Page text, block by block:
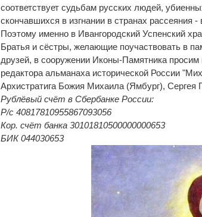
соответствует судьбам русских людей,
скончавшихся в изгнании в странах рассеяния
Поэтому именно в Ивангородский Успенский
Братья и сёстры, желающие поучаствовать в
друзей, в сооружении Иконы-Памятника
редактора альманаха исторической России
Архистратига Божия Михаила (Ямбург), Сергея
Рублёвый счёт в Сбербанке России:
Р/с 40817810955867093056
Кор. счёт банка 30101810500000000653
БИК 044030653